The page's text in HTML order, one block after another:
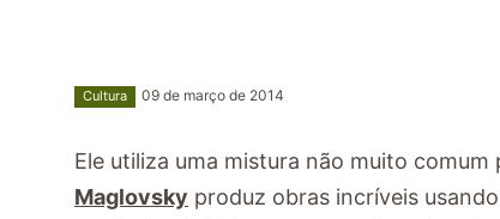
Cultura 09 de março de 2014
Ele utiliza uma mistura não muito
Maglovsky produz obras incríveis